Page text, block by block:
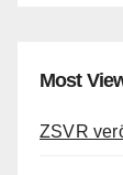
Most
ZSVR